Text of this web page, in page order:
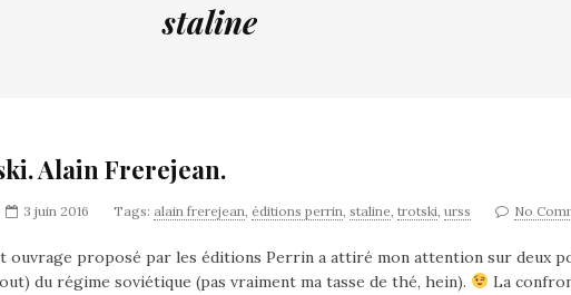
staline
Alain Frerejean.
3 juin 2016 Tags: alain frerejean, éditions perrin, staline, trotski, urss No
ouvrage proposé par les éditions Perrin a attiré mon attention sur deux
du régime soviétique (pas vraiment ma tasse de thé, hein).
La